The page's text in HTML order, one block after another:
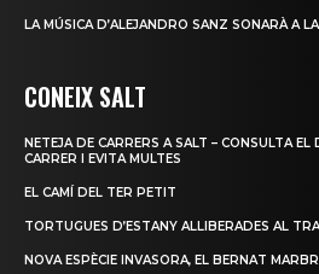
LA MÚSICA D’ALEJANDRO SANZ SONARÀ A
CONEIX SALT
NETEJA DE CARRERS A SALT – CONSULTA EL
CARRER I EVITA MULTES
EL CAMÍ DEL TER PETIT
TORTUGUES D’ESTANY ALLIBERADES AL
NOVA ESPÈCIE INVASORA, EL BERNAT